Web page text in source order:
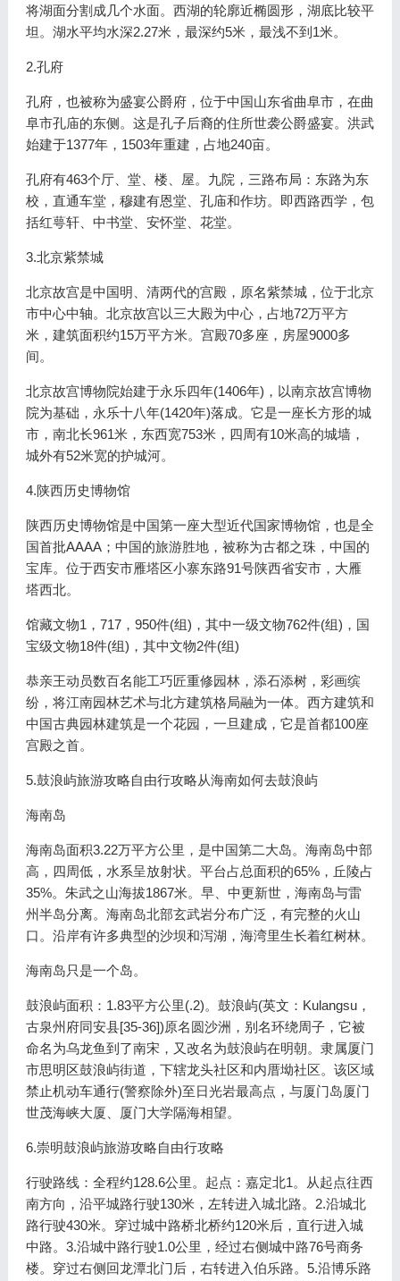
将湖面分割成几个水面。西湖的轮廓近椭圆形，湖底比较平
坦。湖水平均水深2.27米，最深约5米，最浅不到1米。
2.孔府
孔府，也被称为盛宴公爵府，位于中国山东省曲阜市，在曲
阜市孔庙的东侧。这是孔子后裔的住所世袭公爵盛宴。洪武
始建于1377年，1503年重建，占地240亩。
孔府有463个厅、堂、楼、屋。九院，三路布局：东路为东
校，直通车堂，穆建有恩堂、孔庙和作坊。即西路西学，包
括红萼轩、中书堂、安怀堂、花堂。
3.北京紫禁城
北京故宫是中国明、清两代的宫殿，原名紫禁城，位于北京
市中心中轴。北京故宫以三大殿为中心，占地72万平方
米，建筑面积约15万平方米。宫殿70多座，房屋9000多
间。
北京故宫博物院始建于永乐四年(1406年)，以南京故宫博物
院为基础，永乐十八年(1420年)落成。它是一座长方形的城
市，南北长961米，东西宽753米，四周有10米高的城墙，
城外有52米宽的护城河。
4.陕西历史博物馆
陕西历史博物馆是中国第一座大型近代国家博物馆，也是全
国首批AAAA；中国的旅游胜地，被称为古都之珠，中国的
宝库。位于西安市雁塔区小寨东路91号陕西省安市，大雁
塔西北。
馆藏文物1，717，950件(组)，其中一级文物762件(组)，国
宝级文物18件(组)，其中文物2件(组)
恭亲王动员数百名能工巧匠重修园林，添石添树，彩画缤
纷，将江南园林艺术与北方建筑格局融为一体。西方建筑和
中国古典园林建筑是一个花园，一旦建成，它是首都100座
宫殿之首。
5.鼓浪屿旅游攻略自由行攻略从海南如何去鼓浪屿
海南岛
海南岛面积3.22万平方公里，是中国第二大岛。海南岛中部
高，四周低，水系呈放射状。平台占总面积的65%，丘陵占
35%。朱武之山海拔1867米。早、中更新世，海南岛与雷
州半岛分离。海南岛北部玄武岩分布广泛，有完整的火山
口。沿岸有许多典型的沙坝和泻湖，海湾里生长着红树林。
海南岛只是一个岛。
鼓浪屿面积：1.83平方公里(.2)。鼓浪屿(英文：Kulangsu，
古泉州府同安县[35-36])原名圆沙洲，别名环绕周子，它被
命名为乌龙鱼到了南宋，又改名为鼓浪屿在明朝。隶属厦门
市思明区鼓浪屿街道，下辖龙头社区和内厝坳社区。该区域
禁止机动车通行(警察除外)至日光岩最高点，与厦门岛厦门
世茂海峡大厦、厦门大学隔海相望。
6.崇明鼓浪屿旅游攻略自由行攻略
行驶路线：全程约128.6公里。起点：嘉定北1。从起点往西
南方向，沿平城路行驶130米，左转进入城北路。2.沿城北
路行驶430米。穿过城中路桥北桥约120米后，直行进入城
中路。3.沿城中路行驶1.0公里，经过右侧城中路76号商务
楼。穿过右侧回龙潭北门后，右转进入伯乐路。5.沿博乐路